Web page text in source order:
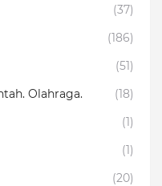
(37)
(186)
(51)
Olahraga.
(18)
(1)
(1)
(20)